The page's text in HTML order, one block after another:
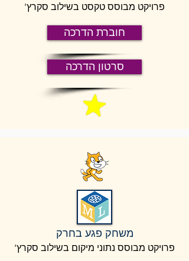
פרויקט מבוסס טקסט בשילוב סקרץ'
חוברת הדרכה
סרטון הדרכה
משחק פגע בחרק
פרויקט מבוסס נתוני מיקום בשילוב סקרץ'